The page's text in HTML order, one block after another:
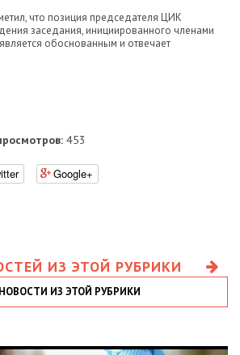
что позиция председателя ЦИК
заседания, инициированного членами
обоснованным и отвечает
453
Google+
ИЗ ЭТОЙ РУБРИКИ
ИЗ ЭТОЙ РУБРИКИ